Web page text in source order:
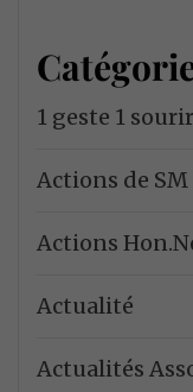
1 geste 1
Actions de SM
Actions
Actualité
Actualités